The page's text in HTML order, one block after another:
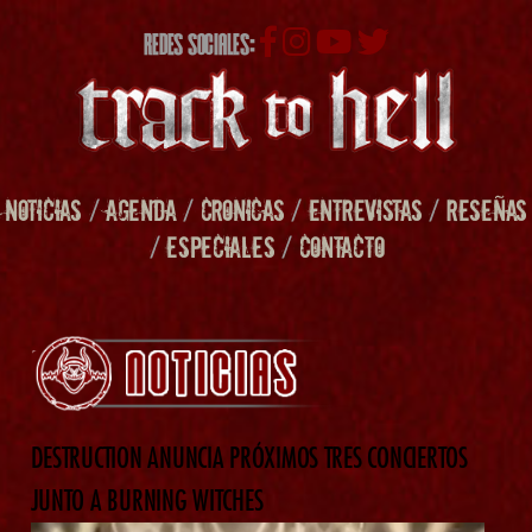
REDES SOCIALES:
NOTICIAS /AGENDA/ CRONICAS/ENTREVISTAS/RESEÑAS
/ESPECIALES/ CONTACTO
DESTRUCTION ANUNCIA PRÓXIMOS TRES CONCIERTOS
JUNTO A BURNING WITCHES